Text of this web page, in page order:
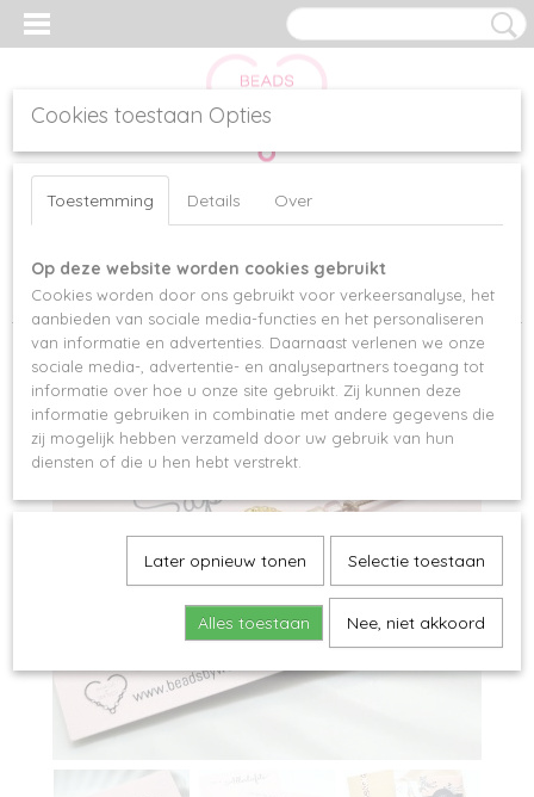
Inloggen Registreren
Home >Armbanden>Letterkralen>2-DELIGE ARMBANDENSET
LOVELY SEASHELL
Cookies toestaan Opties
Toestemming Details Over
Op deze website worden cookies gebruikt
Cookies worden door ons gebruikt voor verkeersanalyse, het
aanbieden van sociale media-functies en het personaliseren
van informatie en advertenties. Daarnaast verlenen we onze
sociale media-, advertentie- en analysepartners toegang tot
informatie over hoe u onze site gebruikt. Zij kunnen deze
informatie gebruiken in combinatie met andere gegevens die
zij mogelijk hebben verzameld door uw gebruik van hun
diensten of die u hen hebt verstrekt.
Later opnieuw tonen Selectie toestaan
Alles toestaan Nee, niet akkoord